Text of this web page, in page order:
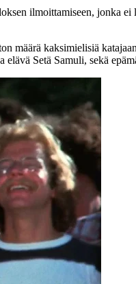
ilmoittamiseen, jonka
määrä kaksimielisiä
Setä Samuli, sekä